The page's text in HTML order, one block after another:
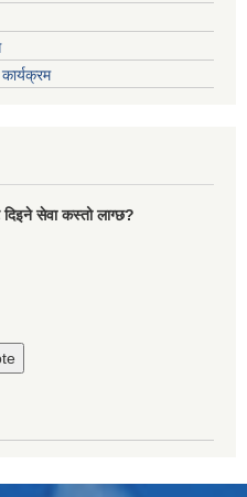
दिइने सेवा कस्तो लाग्छ?